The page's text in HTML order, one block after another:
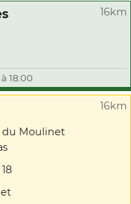
16km
18:00
16km
du Moulinet